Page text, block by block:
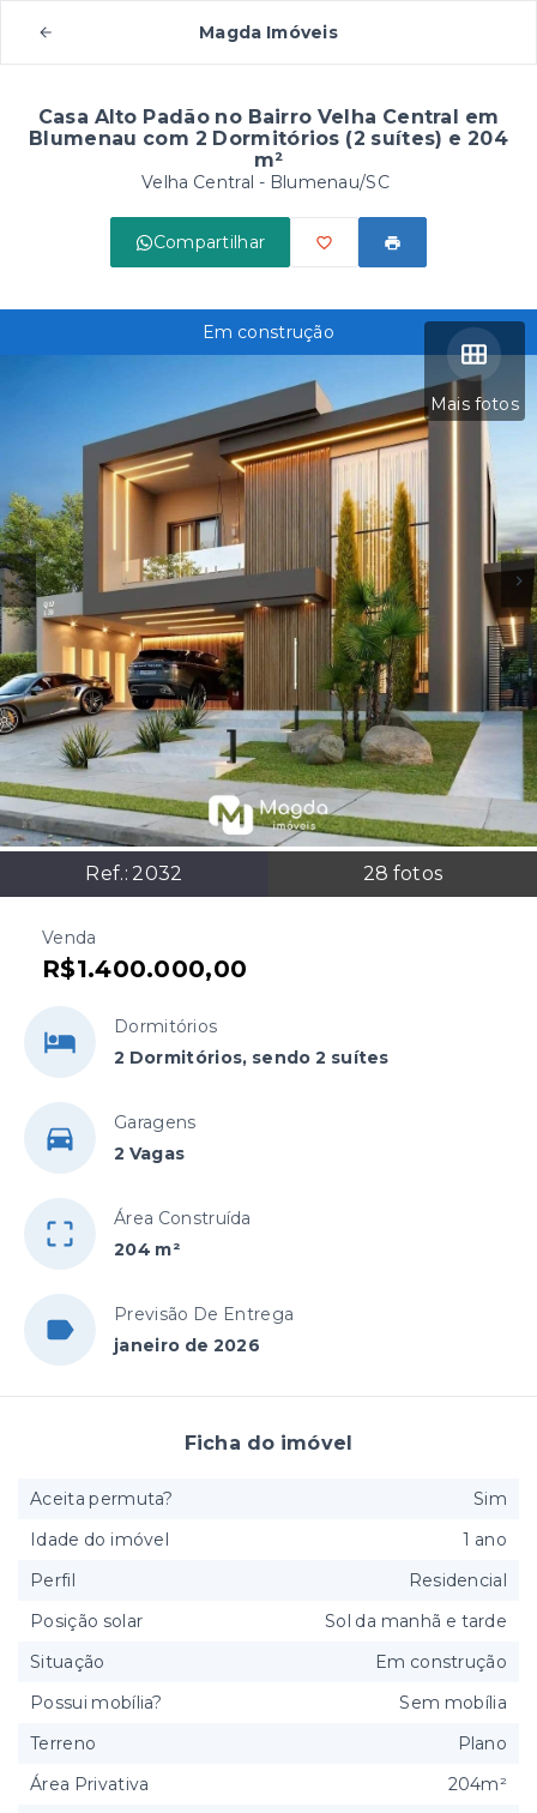
Magda Imóveis
Casa Alto Padão no Bairro Velha Central em
Blumenau com 2 Dormitórios (2 suítes) e 204
m²
Velha Central - Blumenau/SC
Compartilhar
Mais fotos
Ref.: 2032 28 fotos
Em construção
Venda
R$1.400.000,00
Dormitórios
2 Dormitórios, sendo 2 suítes
Garagens
2 Vagas
Área Construída
204 m²
Previsão De Entrega
janeiro de 2026
Ficha do imóvel
Aceita permuta?
Sim
Idade do imóvel
1 ano
Perfil
Residencial
Posição solar
Sol da manhã e tarde
Situação
Em construção
Possui mobília?
Sem mobília
Terreno
Plano
Área Privativa
204m²